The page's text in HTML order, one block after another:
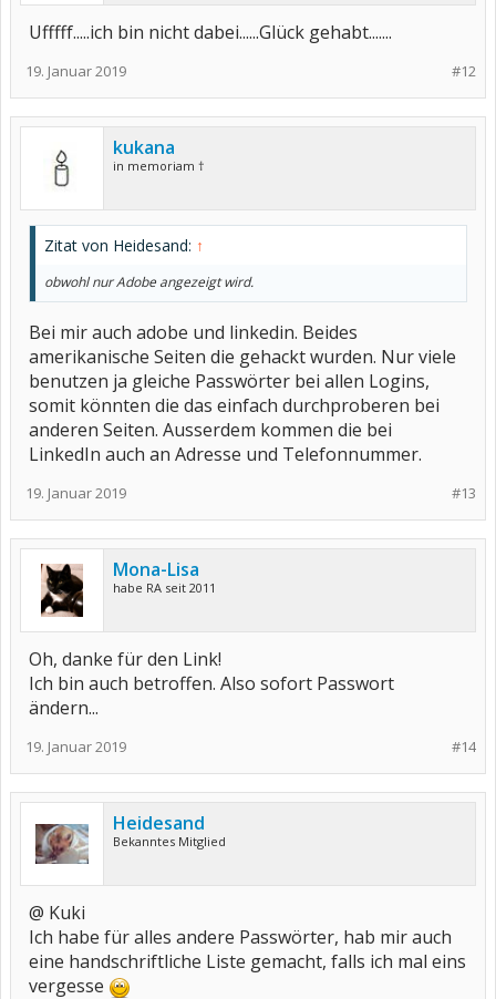
Ufffff.....ich bin nicht dabei......Glück gehabt.......
#12
19. Januar 2019
kukana
in memoriam †
Zitat von Heidesand: ↑
obwohl nur Adobe angezeigt wird.
Bei mir auch adobe und linkedin. Beides
amerikanische Seiten die gehackt wurden. Nur viele
benutzen ja gleiche Passwörter bei allen Logins,
somit könnten die das einfach durchproberen bei
anderen Seiten. Ausserdem kommen die bei
LinkedIn auch an Adresse und Telefonnummer.
#13
19. Januar 2019
Mona-Lisa
habe RA seit 2011
Oh, danke für den Link!
Ich bin auch betroffen. Also sofort Passwort
ändern...
#14
19. Januar 2019
Heidesand
Bekanntes Mitglied
@ Kuki
Ich habe für alles andere Passwörter, hab mir auch
eine handschriftliche Liste gemacht, falls ich mal eins
vergesse